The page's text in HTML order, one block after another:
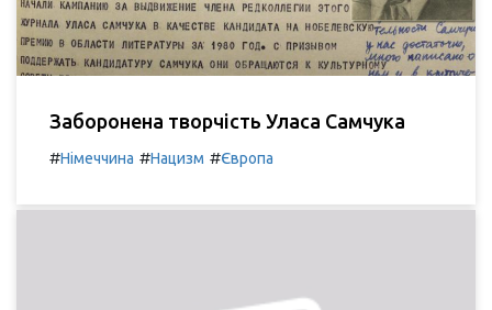
Заборонена творчість Уласа Самчука
#Німеччина #Нацизм #Європа